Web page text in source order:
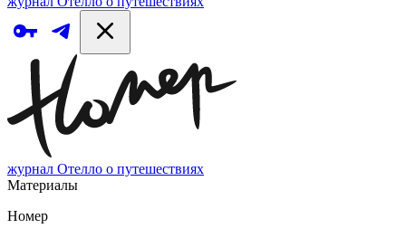
журнал Отелло о путешествиях
Материалы
Номер